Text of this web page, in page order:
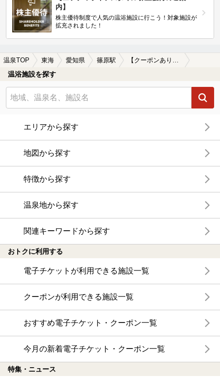
内】
株主優待制度で人気の温浴施設に行こう！対象施設が
拡充されました！
温泉TOP 東海 愛知県 篠原駅 【クーポンあり】カップルにおすすめの篠原駅近くの温泉、日帰り温泉、スーパー銭湯おすすめ
温浴施設を探す
エリアから探す
地図から探す
特徴から探す
温泉地から探す
関連キーワードから探す
おトクに利用する
電子チケットが利用できる施設一覧
クーポンが利用できる施設一覧
おすすめ電子チケット・クーポン一覧
今月の新着電子チケット・クーポン一覧
特集・ニュース